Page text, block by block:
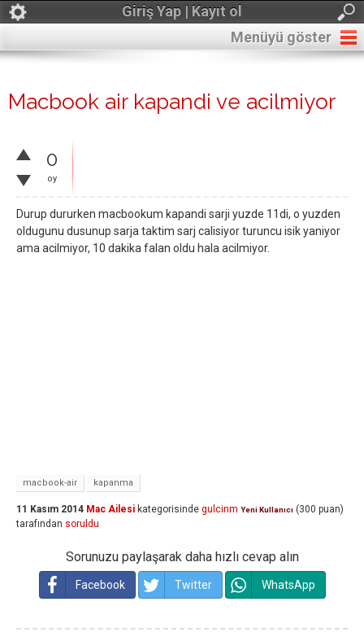
Giriş Yap | Kayıt ol
Menüyü göster
Macbook air kapandi ve acilmiyor
0
oy
Durup dururken macbookum kapandi sarji yuzde 11di, o yuzden
oldugunu dusunup sarja taktim sarj calisiyor turuncu isik yaniyor
ama acilmiyor, 10 dakika falan oldu hala acilmiyor.
macbook-air kapanma
11 Kasım 2014 Mac Ailesi kategorisinde gulcinm Yeni Kullanıcı (300 puan)
tarafından soruldu
Sorunuzu paylaşarak daha hızlı cevap alın
Facebook Twitter WhatsApp